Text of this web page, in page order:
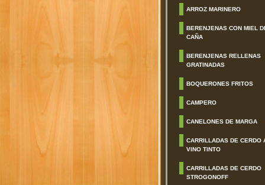
ARROZ MARINERO
BERENJENAS CON MIEL
CAÑA
BERENJENAS RELLENAS
GRATINADAS
BOQUERONES FRITOS
CAMPERO
CANELONES DE MARGA
CARRILLADAS DE CERDO
VINO TINTO
CARRILLADAS DE CERDO
STROGONOFF